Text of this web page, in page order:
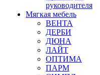
руководителя
Мягкая мебель
ВЕНТА
ДЕРБИ
ДЮНА
ЛАЙТ
ОПТИМА
ПАРМ